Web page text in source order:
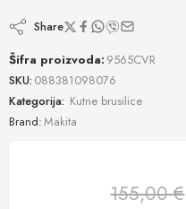
Share
Šifra proizvoda: 9565CVR
SKU: 088381098076
Kategorija: Kutne brusilice
Brand:Makita
155,00€